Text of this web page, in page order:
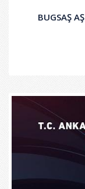
BUGSAŞ